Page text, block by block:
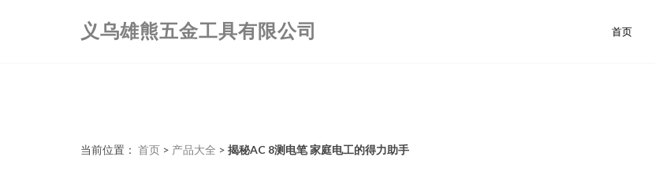
义乌雄熊五金工具有限公司 首页
当前位置： 首页 > 产品大全 > 揭秘AC 8测电笔 家庭电工的得力助手